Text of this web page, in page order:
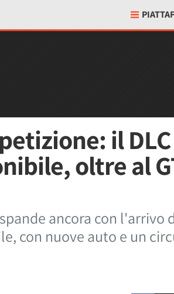
il DLC
oltre al
ancora con l'arrivo
con nuove auto e un